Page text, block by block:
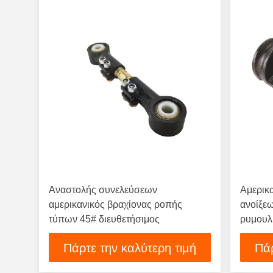
Αναστολής συνελεύσεων
αμερικανικός βραχίονας ροπής
τύπων 45# διευθετήσιμος
Πάρτε την καλύτερη τιμή